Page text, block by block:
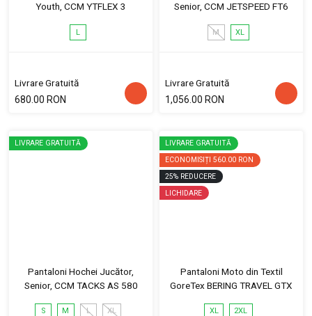
Youth, CCM YTFLEX 3
L
Livrare Gratuită
680.00 RON
Senior, CCM JETSPEED FT6
M XL
Livrare Gratuită
1,056.00 RON
LIVRARE GRATUITĂ
Pantaloni Hochei Jucător,
Senior, CCM TACKS AS 580
S M L XL
LIVRARE GRATUITĂ
ECONOMISIȚI 560.00 RON
25% REDUCERE
LICHIDARE
Pantaloni Moto din Textil
GoreTex BERING TRAVEL GTX
XL 2XL